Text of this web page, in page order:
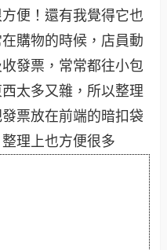
便！還有我覺得它也
購物的時候，店員動
發票，常常都往小包
太多又雜，所以整理
票放在前端的暗扣袋
理上也方便很多